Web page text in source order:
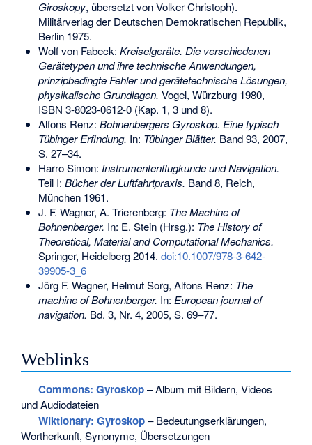
Giroskopy, übersetzt von Volker Christoph).
Militärverlag der Deutschen Demokratischen Republik,
Berlin 1975.
Wolf von Fabeck: Kreiselgeräte. Die verschiedenen
Gerätetypen und ihre technische Anwendungen,
prinzipbedingte Fehler und gerätetechnische Lösungen,
physikalische Grundlagen. Vogel, Würzburg 1980,
ISBN 3-8023-0612-0(Kap. 1, 3 und 8).
Alfons Renz: Bohnenbergers Gyroskop. Eine typisch
Tübinger Erfindung. In: Tübinger Blätter. Band 93, 2007,
S. 27–34.
Harro Simon: Instrumentenflugkunde und Navigation.
Teil I: Bücher der Luftfahrtpraxis. Band 8, Reich,
München 1961.
J. F. Wagner, A. Trierenberg: The Machine of
Bohnenberger. In: E. Stein (Hrsg.): The History of
Theoretical, Material and Computational Mechanics.
Springer, Heidelberg 2014. doi:10.1007/978-3-642-
39905-3_6
Jörg F. Wagner, Helmut Sorg, Alfons Renz: The
machine of Bohnenberger. In: European journal of
navigation. Bd. 3, Nr. 4, 2005, S. 69–77.
Weblinks
Commons: Gyroskop– Album mit Bildern, Videos
und Audiodateien
Wiktionary: Gyroskop– Bedeutungserklärungen,
Wortherkunft, Synonyme, Übersetzungen